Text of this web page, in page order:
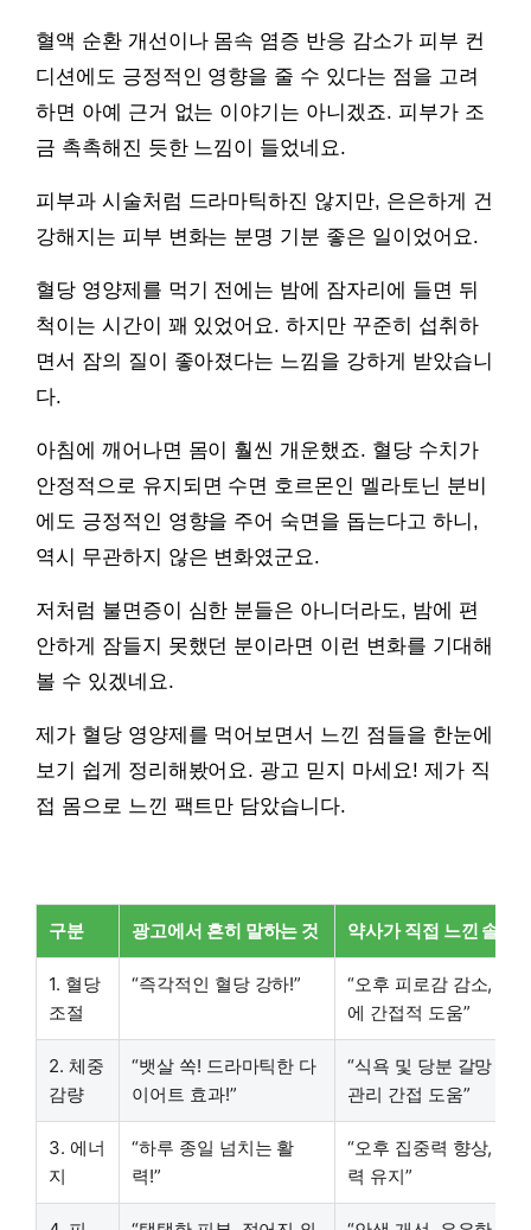
혈액 순환 개선이나 몸속 염증 반응 감소가 피부 컨
디션에도 긍정적인 영향을 줄 수 있다는 점을 고려
하면 아예 근거 없는 이야기는 아니겠죠. 피부가 조
금 촉촉해진 듯한 느낌이 들었네요.
피부과 시술처럼 드라마틱하진 않지만, 은은하게 건
강해지는 피부 변화는 분명 기분 좋은 일이었어요.
혈당 영양제를 먹기 전에는 밤에 잠자리에 들면 뒤
척이는 시간이 꽤 있었어요. 하지만 꾸준히 섭취하
면서 잠의 질이 좋아졌다는 느낌을 강하게 받았습니
다.
아침에 깨어나면 몸이 훨씬 개운했죠. 혈당 수치가
안정적으로 유지되면 수면 호르몬인 멜라토닌 분비
에도 긍정적인 영향을 주어 숙면을 돕는다고 하니,
역시 무관하지 않은 변화였군요.
저처럼 불면증이 심한 분들은 아니더라도, 밤에 편
안하게 잠들지 못했던 분이라면 이런 변화를 기대해
볼 수 있겠네요.
제가 혈당 영양제를 먹어보면서 느낀 점들을 한눈에
보기 쉽게 정리해봤어요. 광고 믿지 마세요! 제가 직
접 몸으로 느낀 팩트만 담았습니다.
구분 광고에서 흔히 말하는 것 약사가 직접 느낀 솔직
1. 혈당
조절
“즉각적인 혈당 강하!”
“오후 피로감 감소, 혈
에 간접적 도움”
2. 체중
감량
“뱃살 쏙! 드라마틱한 다
이어트 효과!”
“식욕 및 당분 갈망 감
관리 간접 도움”
3. 에너
지
“하루 종일 넘치는 활
력!”
“오후 집중력 향상, 전
력 유지”